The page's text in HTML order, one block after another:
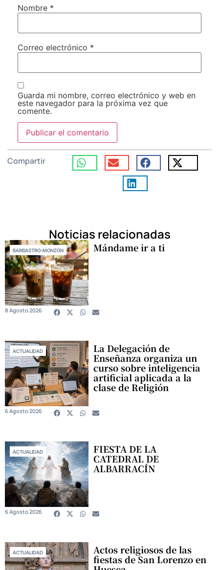
Nombre *
Correo electrónico *
Guarda mi nombre, correo electrónico y web en
este navegador para la próxima vez que
comente.
Compartir
Noticias relacionadas
BARBASTRO-MONZÓN Mándame ir a ti
8 Agosto 2026
ACTUALIDAD La Delegación de
Enseñanza organiza un
curso sobre inteligencia
artificial aplicada a la
clase de Religión
6 Agosto 2026
ACTUALIDAD FIESTA DE LA
CATEDRAL DE
ALBARRACÍN
6 Agosto 2026
ACTUALIDAD Actos religiosos de las
fiestas de San Lorenzo en